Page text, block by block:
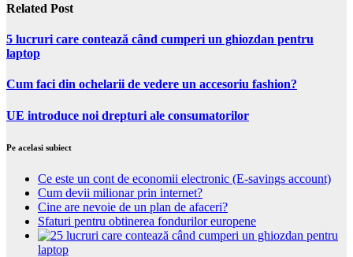
Related Post
5 lucruri care contează când cumperi un ghiozdan pentru
laptop
Cum faci din ochelarii de vedere un accesoriu fashion?
UE introduce noi drepturi ale consumatorilor
Pe acelasi subiect
Ce este un cont de economii electronic (E-savings account)
Cum devii milionar prin internet?
Cine are nevoie de un plan de afaceri?
Sfaturi pentru obtinerea fondurilor europene
5 lucruri care contează când cumperi un ghiozdan pentru
laptop